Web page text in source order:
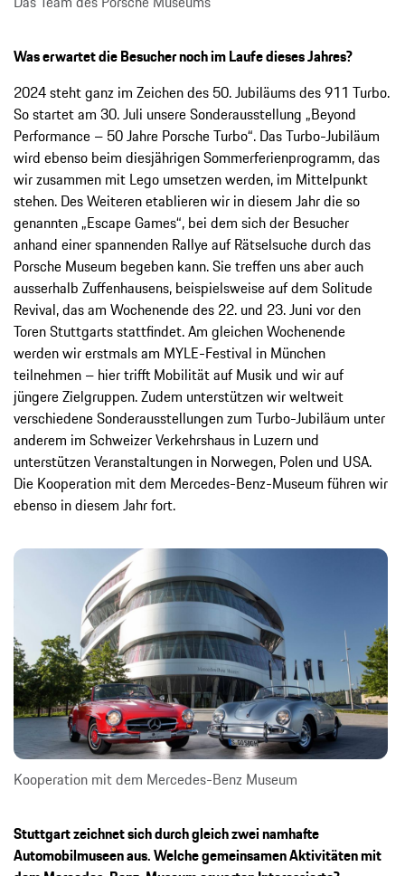
Was erwartet die Besucher noch im Laufe dieses Jahres?
2024 steht ganz im Zeichen des 50. Jubiläums des 911 Turbo.
So startet am 30. Juli unsere Sonderausstellung „Beyond
Performance – 50 Jahre Porsche Turbo“. Das Turbo-Jubiläum
wird ebenso beim diesjährigen Sommerferienprogramm, das
wir zusammen mit Lego umsetzen werden, im Mittelpunkt
stehen. Des Weiteren etablieren wir in diesem Jahr die so
genannten „Escape Games“, bei dem sich der Besucher
anhand einer spannenden Rallye auf Rätselsuche durch das
Porsche Museum begeben kann. Sie treffen uns aber auch
ausserhalb Zuffenhausens, beispielsweise auf dem Solitude
Revival, das am Wochenende des 22. und 23. Juni vor den
Toren Stuttgarts stattfindet. Am gleichen Wochenende
werden wir erstmals am MYLE-Festival in München
teilnehmen – hier trifft Mobilität auf Musik und wir auf
jüngere Zielgruppen. Zudem unterstützen wir weltweit
verschiedene Sonderausstellungen zum Turbo-Jubiläum unter
anderem im Schweizer Verkehrshaus in Luzern und
unterstützen Veranstaltungen in Norwegen, Polen und USA.
Die Kooperation mit dem Mercedes-Benz-Museum führen wir
ebenso in diesem Jahr fort.
Kooperation mit dem Mercedes-Benz Museum
Stuttgart zeichnet sich durch gleich zwei namhafte
Automobilmuseen aus. Welche gemeinsamen Aktivitäten mit